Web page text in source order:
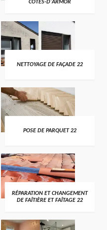
CÔTES-D'ARMOR
NETTOYAGE DE FAÇADE 22
POSE DE PARQUET 22
RÉPARATION ET CHANGEMENT
DE FAÎTIÈRE ET FAÎTAGE 22